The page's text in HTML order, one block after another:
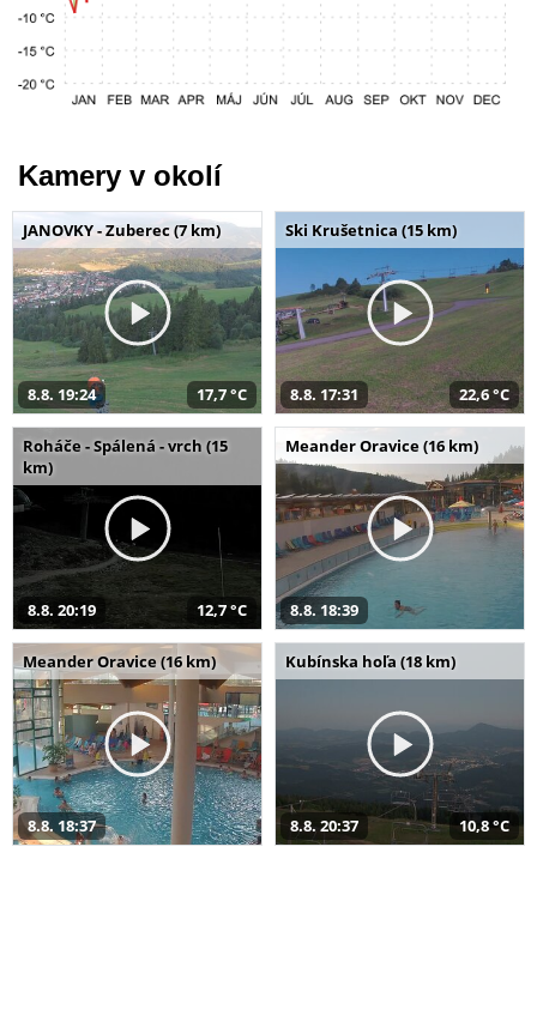
Kamery v okolí
JANOVKY - Zuberec (7 km)
8.8. 19:24 17,7 °C
Ski Krušetnica (15 km)
8.8. 17:31 22,6 °C
Roháče - Spálená - vrch (15
km)
8.8. 20:19 12,7 °C
Meander Oravice (16 km)
8.8. 18:39
Meander Oravice (16 km)
8.8. 18:37
Kubínska hoľa (18 km)
8.8. 20:37 10,8 °C